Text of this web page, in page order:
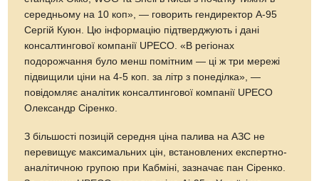
середньому на 10 коп», — говорить гендиректор А-95
Сергій Куюн. Цю інформацію підтверджують і дані
консалтингової компанії UPECO. «В регіонах
подорожчання було менш помітним — ці ж три мережі
підвищили ціни на 4-5 коп. за літр з понеділка», —
повідомляє аналітик консалтингової компанії UPECO
Олександр Сіренко.
З більшості позицій середня ціна палива на АЗС не
перевищує максимальних цін, встановлених експертно-
аналітичною групою при Кабміні, зазначає пан Сіренко.